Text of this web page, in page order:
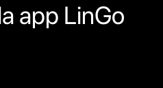
app LinGo